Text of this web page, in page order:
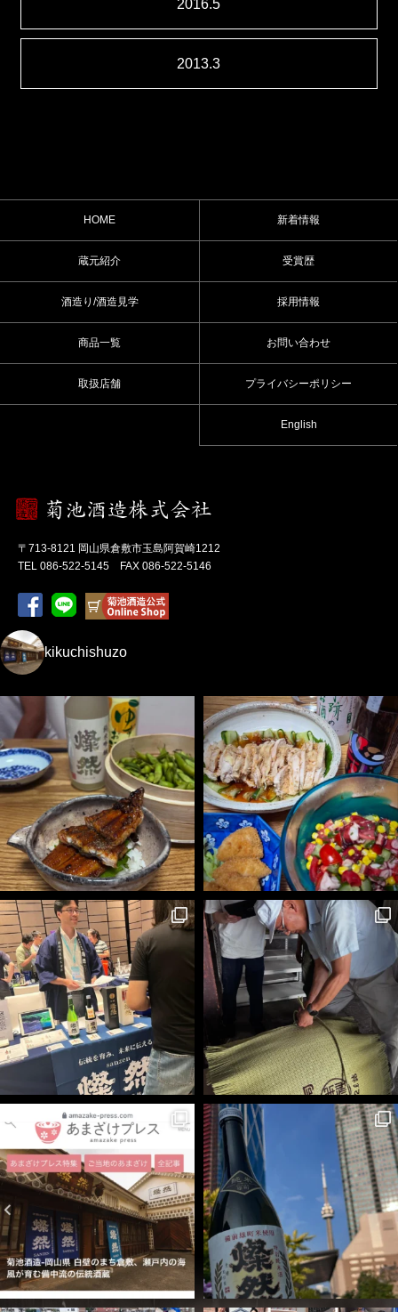
2016.5
2013.3
HOME
蔵元紹介
酒造り/酒造見学
商品一覧
取扱店舗
新着情報
受賞歴
採用情報
お問い合わせ
プライバシーポリシー
English
〒713-8121 岡山県倉敷市玉島阿賀崎1212
TEL 086-522-5145 FAX 086-522-5146
kikuchishuzo